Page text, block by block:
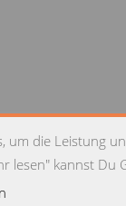
IMPRESSUM
die Leistung
lesen" kannst Du